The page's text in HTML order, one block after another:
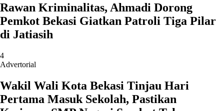
Rawan Kriminalitas, Ahmadi Dorong
Pemkot Bekasi Giatkan Patroli Tiga Pilar
di Jatiasih
4
Advertorial
Wakil Wali Kota Bekasi Tinjau Hari
Pertama Masuk Sekolah, Pastikan